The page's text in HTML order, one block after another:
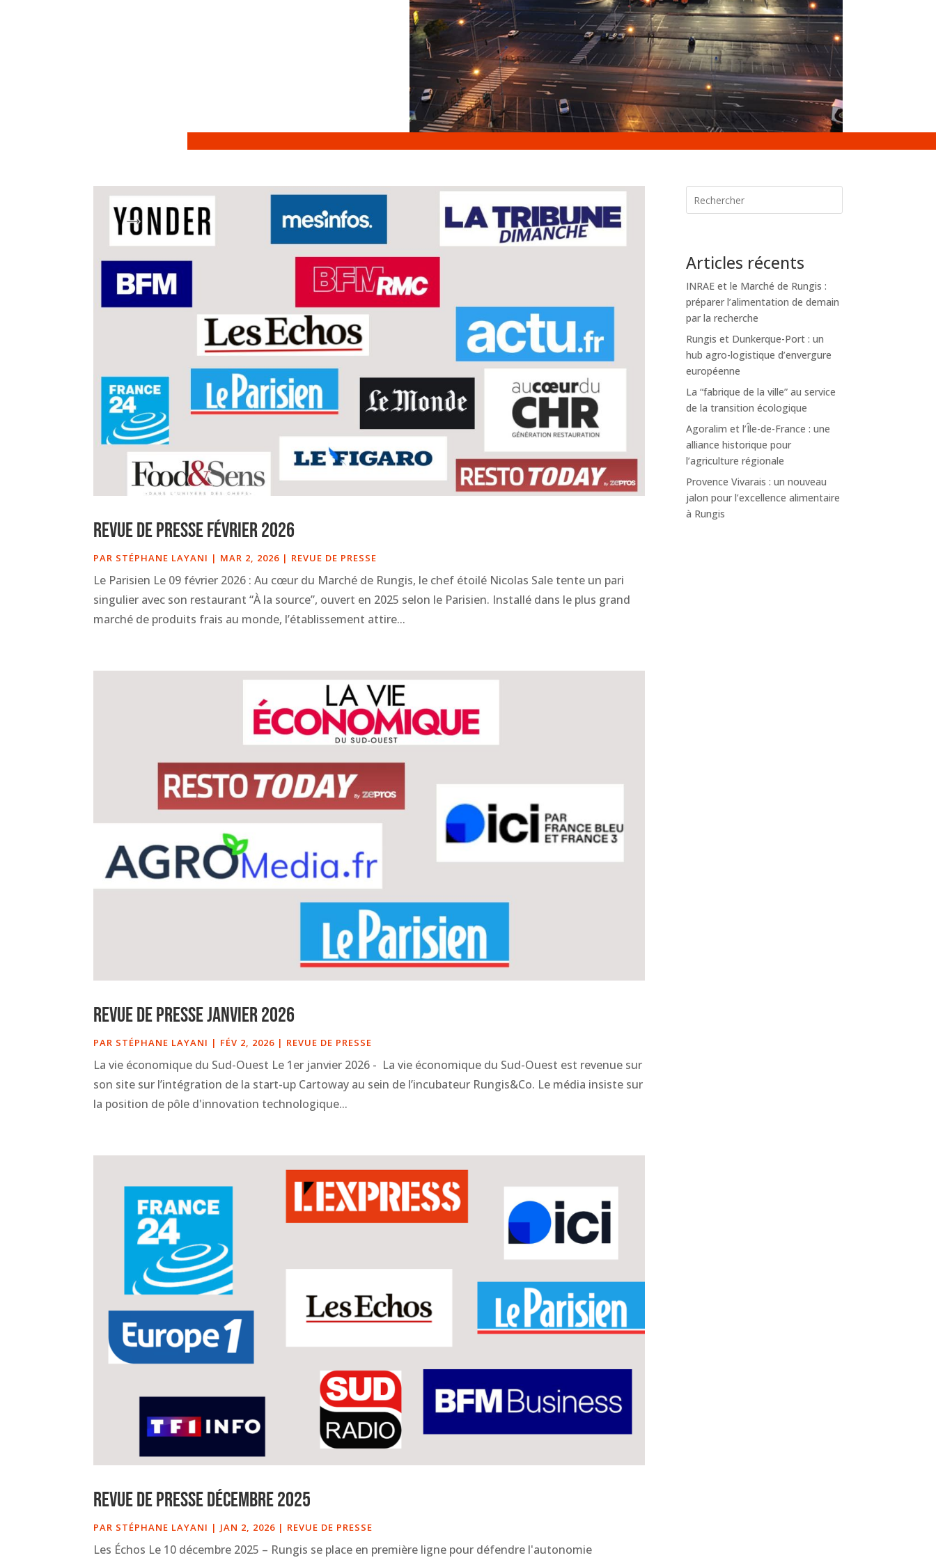
Revue de presse Février 2026
PAR STÉPHANE LAYANI | MAR 2, 2026 | REVUE DE PRESSE
Le Parisien Le 09 février 2026 : Au cœur du Marché de Rungis, le chef étoilé Nicolas Sale tente un pari
singulier avec son restaurant “À la source”, ouvert en 2025 selon le Parisien. Installé dans le plus grand
marché de produits frais au monde, l’établissement attire...
Revue de presse janvier 2026
PAR STÉPHANE LAYANI | FÉV 2, 2026 | REVUE DE PRESSE
La vie économique du Sud-Ouest Le 1er janvier 2026 - La vie économique du Sud-Ouest est revenue sur
son site sur l’intégration de la start-up Cartoway au sein de l’incubateur Rungis&Co. Le média insiste sur
la position de pôle d'innovation technologique...
Revue de presse décembre 2025
PAR STÉPHANE LAYANI | JAN 2, 2026 | REVUE DE PRESSE
Les Échos Le 10 décembre 2025 – Rungis se place en première ligne pour défendre l'autonomie
Articles récents
INRAE et le Marché de Rungis :
préparer l’alimentation de demain
par la recherche
Rungis et Dunkerque-Port : un
hub agro-logistique d’envergure
européenne
La “fabrique de la ville” au service
de la transition écologique
Agoralim et l’Île-de-France : une
alliance historique pour
l’agriculture régionale
Provence Vivarais : un nouveau
jalon pour l’excellence alimentaire
à Rungis